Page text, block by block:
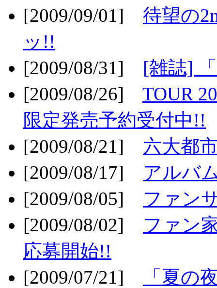
[2009/09/01] 待望の
ッ!!
[2009/08/31] [雑誌]
[2009/08/26] TOUR
限定発売予約受付中!!
[2009/08/21] 六大都
[2009/08/17] アルバ
[2009/08/05] ファン
[2009/08/02] ファン
応募開始!!
[2009/07/21]
「夏の